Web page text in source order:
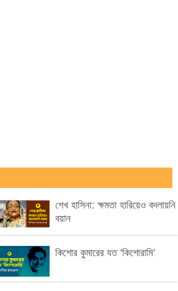
শেখ হাসিনা: ক্ষমতা হারিয়েও বদলায়নি
বয়ান
কিশোর কুমারের যত ‘কিশোরামি’